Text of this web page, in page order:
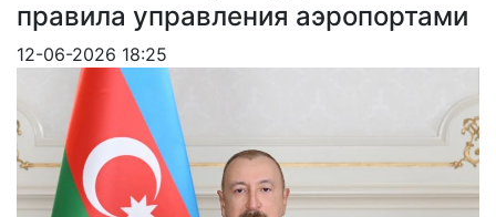
правила управления аэропортами
12-06-2026 18:25